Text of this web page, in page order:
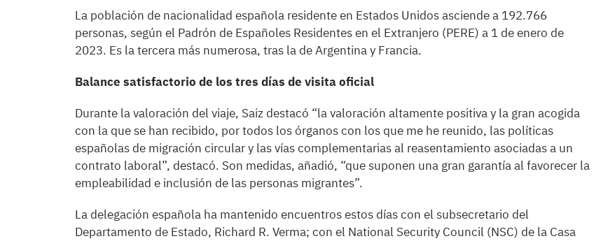
La población de nacionalidad española residente en Estados Unidos asciende a 192.766
personas, según el Padrón de Españoles Residentes en el Extranjero (PERE) a 1 de enero de
2023. Es la tercera más numerosa, tras la de Argentina y Francia.
Balance satisfactorio de los tres días de visita oficial
Durante la valoración del viaje, Saiz destacó “la valoración altamente positiva y la gran acogida
con la que se han recibido, por todos los órganos con los que me he reunido, las políticas
españolas de migración circular y las vías complementarias al reasentamiento asociadas a un
contrato laboral”, destacó. Son medidas, añadió, “que suponen una gran garantía al favorecer la
empleabilidad e inclusión de las personas migrantes”.
La delegación española ha mantenido encuentros estos días con el subsecretario del
Departamento de Estado, Richard R. Verma; con el National Security Council (NSC) de la Casa